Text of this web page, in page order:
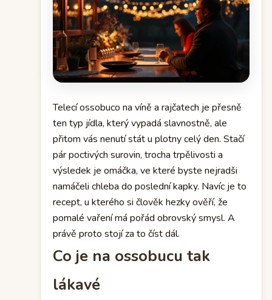
Telecí ossobuco na víně a rajčatech je přesně
ten typ jídla, který vypadá slavnostně, ale
přitom vás nenutí stát u plotny celý den. Stačí
pár poctivých surovin, trocha trpělivosti a
výsledek je omáčka, ve které byste nejradši
namáčeli chleba do poslední kapky. Navíc je to
recept, u kterého si člověk hezky ověří, že
pomalé vaření má pořád obrovský smysl. A
právě proto stojí za to číst dál.
Co je na ossobucu tak
lákavé